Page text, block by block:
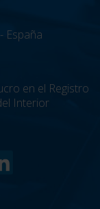
España
en el Registro
Interior